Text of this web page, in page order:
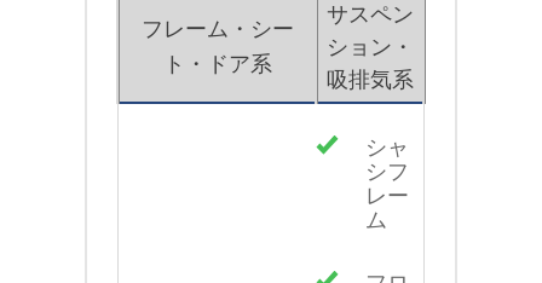
フレーム・シー
ト・ドア系
サスペン
ション・
吸排気系
シャ
シフ
レー
ム